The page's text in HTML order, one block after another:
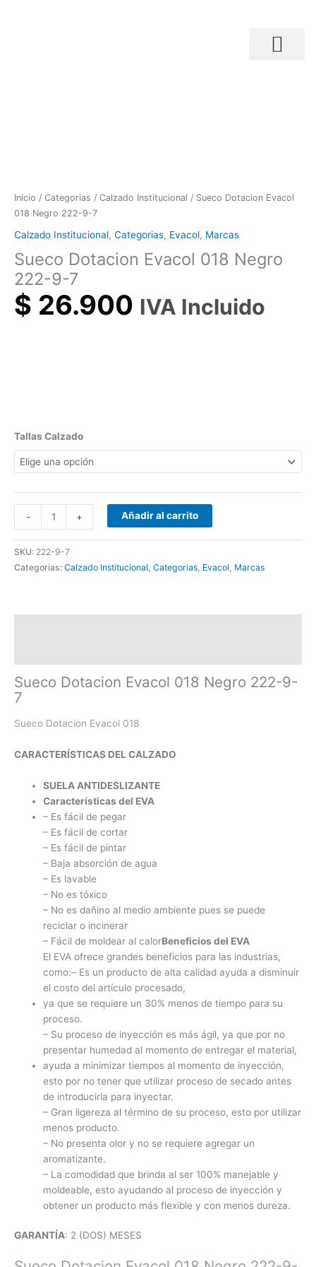
Inicio / Categorias / Calzado Institucional / Sueco Dotacion Evacol
018 Negro 222-9-7
Calzado Institucional, Categorias, Evacol, Marcas
Sueco Dotacion Evacol 018 Negro
222-9-7
$ 26.900 IVA Incluido
Tallas Calzado
-
7
cantidad
+ Añadir al carrito
SKU: 222-9-7
Categorías: Calzado Institucional Categorias Evacol Marcas
Sueco Dotacion Evacol 018 Negro 222-9-
7
Sueco Dotacion Evacol 018
CARACTERÍSTICAS DEL CALZADO
SUELA ANTIDESLIZANTE
Características del EVA
– Es fácil de pegar
– Es fácil de cortar
– Es fácil de pintar
– Baja absorción de agua
– Es lavable
– No es tóxico
– No es dañino al medio ambiente pues se puede
reciclar o incinerar
– Fácil de moldear al calorBeneficios del EVA
El EVA ofrece grandes beneficios para las industrias,
como:– Es un producto de alta calidad ayuda a disminuir
el costo del artículo procesado,
ya que se requiere un 30% menos de tiempo para su
proceso.
– Su proceso de inyección es más ágil, ya que por no
presentar humedad al momento de entregar el material,
ayuda a minimizar tiempos al momento de inyección,
esto por no tener que utilizar proceso de secado antes
de introducirla para inyectar.
– Gran ligereza al término de su proceso, esto por utilizar
menos producto.
– No presenta olor y no se requiere agregar un
aromatizante.
– La comodidad que brinda al ser 100% manejable y
moldeable, esto ayudando al proceso de inyección y
obtener un producto más flexible y con menos dureza.
GARANTÍA: 2 (DOS) MESES